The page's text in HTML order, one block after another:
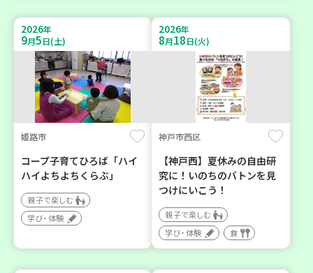
2026年
9月5日(土)
姫路市
コープ子育てひろば「ハイ
ハイよちよちくらぶ」
親子で楽しむ
学び・体験
2026年
8月18日(火)
神戸市西区
【神戸西】夏休みの自由研
究に！いのちのバトンを見
つけにいこう！
親子で楽しむ
学び・体験
食